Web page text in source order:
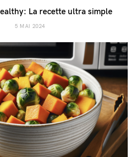
La recette ultra simple
5 MAI 2024